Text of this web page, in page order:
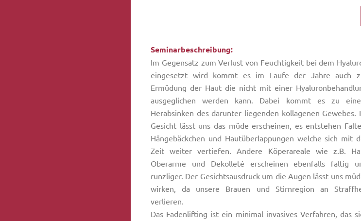
Seminarbeschreibung:
Im Gegensatz zum Verlust von Feuchtigkeit bei dem
eingesetzt wird kommt es im Laufe der Jahre auch
Ermüdung der Haut die nicht mit einer
ausgeglichen werden kann. Dabei kommt es zu
Herabsinken des darunter liegenden kollagenen Gewebes.
Gesicht lässt uns das müde erscheinen, es entstehen
Hängebäckchen und Hautüberlappungen welche sich mit
Zeit weiter vertiefen. Andere Köperareale wie z.B.
Oberarme und Dekolleté erscheinen ebenfalls faltig
runzliger. Der Gesichtsausdruck um die Augen lässt uns
wirken, da unsere Brauen und Stirnregion an
verlieren.
Das Fadenlifting ist ein minimal invasives Verfahren, das